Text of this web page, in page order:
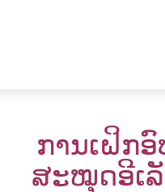
ການເຝິກ
ສະໝຸດອີເ